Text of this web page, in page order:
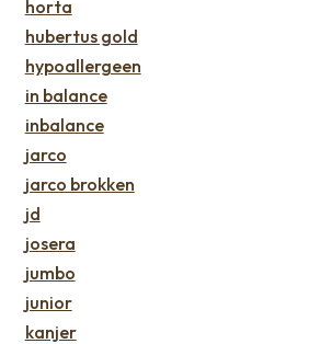
horta
hubertus gold
hypoallergeen
in balance
inbalance
jarco
jarco brokken
jd
josera
jumbo
junior
kanjer